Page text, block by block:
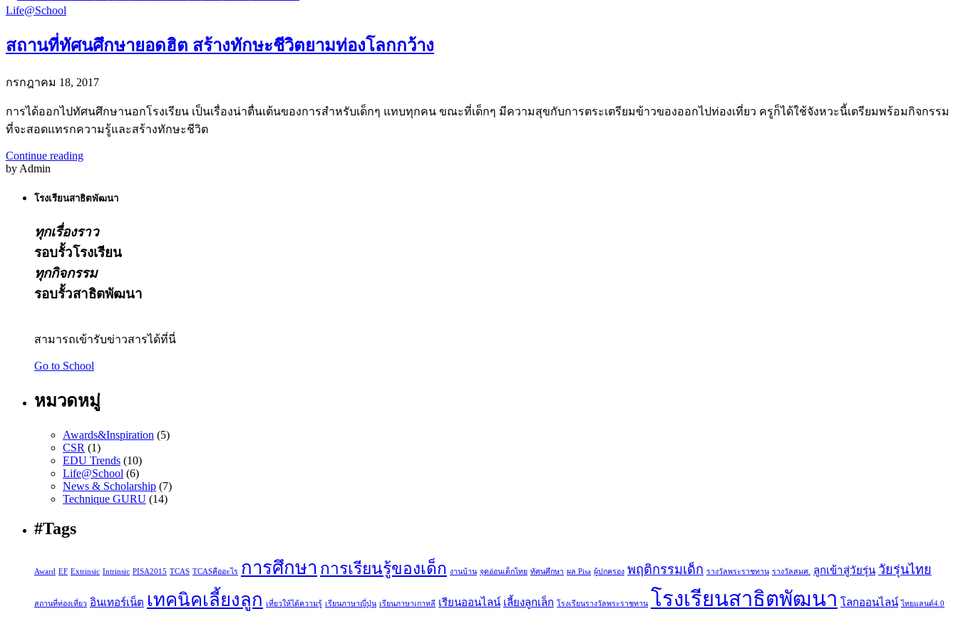
Life@School
สถานที่ทัศนศึกษายอดฮิต สร้างทักษะชีวิตยามท่องโลกกว้าง
กรกฎาคม 18, 2017
การได้ออกไปทัศนศึกษานอกโรงเรียน เป็นเรื่องน่าตื่นเต้นของการสำหรับเด็กๆ แทบทุกคน ขณะที่เด็กๆ มีความสุขกับการตระเตรียมข้าวของออกไปท่องเที่ยว ครูก็ได้ใช้จังหวะนี้เตรียมพร้อมกิจกรรม
ที่จะสอดแทรกความรู้และสร้างทักษะชีวิต
Continue reading
by Admin
โรงเรียนสาธิตพัฒนา
ทุกเรื่องราว
รอบรั้วโรงเรียน
ทุกกิจกรรม
รอบรั้วสาธิตพัฒนา
สามารถเข้ารับข่าวสารได้ที่นี่
Go to School
หมวดหมู่
Awards&Inspiration (5)
CSR (1)
EDU Trends (10)
Life@School (6)
News & Scholarship (7)
Technique GURU (14)
#Tags
Award EF Extrinsic Intrinsic PISA2015 TCAS TCASคืออะไร การศึกษา การเรียนรู้ของเด็ก งานบ้าน จุดอ่อนเด็กไทย ทัศนศึกษา ผล Pisa ผู้ปกครอง พฤติกรรมเด็ก รางวัลพระราชทาน รางวัลสมศ. ลูกเข้าสู่วัยรุ่น วัยรุ่นไทย
สถานที่ท่องเที่ยว อินเทอร์เน็ต เทคนิคเลี้ยงลูก เที่ยวให้ได้ความรู้ เรียนภาษาญี่ปุ่น เรียนภาษาเกาหลี เรียนออนไลน์ เลี้ยงลูกเล็ก โรงเรียนรางวัลพระราชทาน โรงเรียนสาธิตพัฒนา โลกออนไลน์ ไทยแลนด์4.0